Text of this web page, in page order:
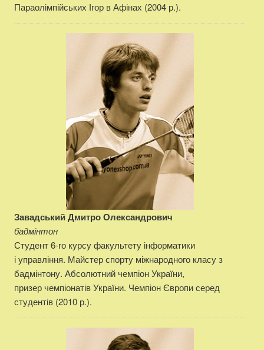
Параолімпійських Ігор в Афінах (2004 р.).
Завадський Дмитро Олександрович
бадмінтон
Студент 6-го курсу факультету інформатики
і управління. Майстер спорту міжнародного класу з
бадмінтону. Абсолютний чемпіон України,
призер чемпіонатів України. Чемпіон Європи серед
студентів (2010 р.).